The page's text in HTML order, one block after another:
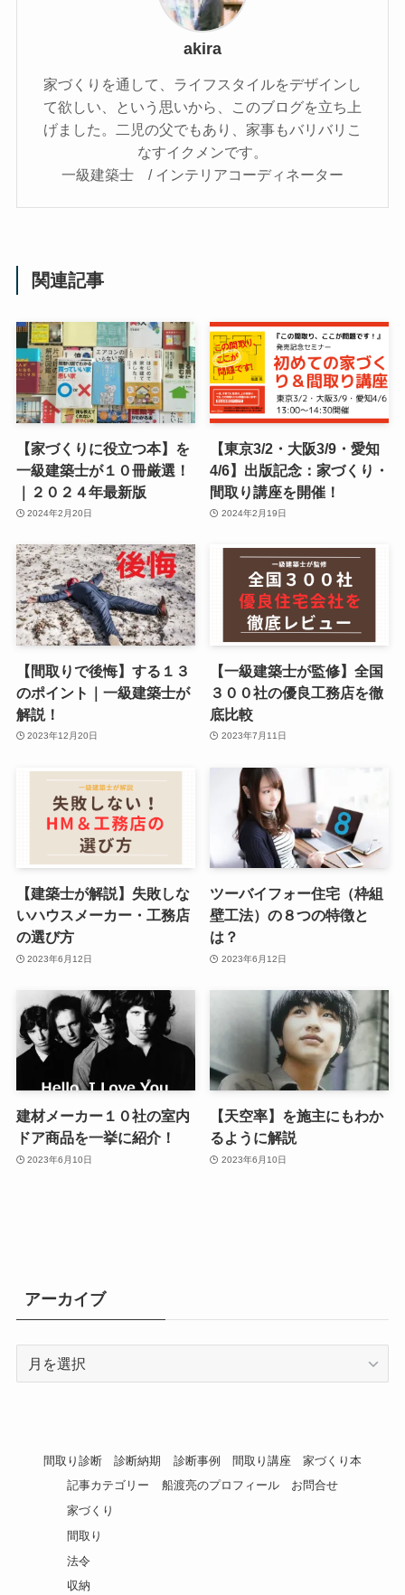
akira
家づくりを通して、ライフスタイルをデザインし
て欲しい、という思いから、このブログを立ち上
げました。二児の父でもあり、家事もバリバリこ
なすイクメンです。
一級建築士 / インテリアコーディネーター
関連記事
【家づくりに役立つ本】を
一級建築士が１０冊厳選！
｜２０２４年最新版
2024年2月20日
【東京3/2・大阪3/9・愛知
4/6】出版記念：家づくり・
間取り講座を開催！
2024年2月19日
【間取りで後悔】する１３
のポイント｜一級建築士が
解説！
2023年12月20日
【一級建築士が監修】全国
３００社の優良工務店を徹
底比較
2023年7月11日
【建築士が解説】失敗しな
いハウスメーカー・工務店
の選び方
2023年6月12日
ツーバイフォー住宅（枠組
壁工法）の８つの特徴と
は？
2023年6月12日
建材メーカー１０社の室内
ドア商品を一挙に紹介！
2023年6月10日
【天空率】を施主にもわか
るように解説
2023年6月10日
アーカイブ
間取り診断 診断納期 診断事例 間取り講座
家づくり本
記事カテゴリー
家づくり
間取り
法令
収納
船渡亮のプロフィール お問合せ